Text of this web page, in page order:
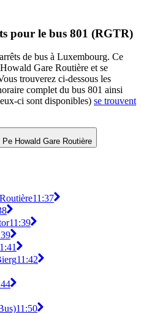
pour le bus 801 (RGTR)
de bus à Luxembourg. Ce
Gare Routière et se
trouverez ci-dessous les
complet du bus 801 ainsi
ci sont disponibles) se trouvent
Pe Howald Gare Routière
11:37
11:39
11:42
11:50